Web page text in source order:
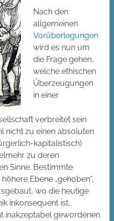
Nach den
allgemeinen
Vorüberlegungen
wird es nun um
die Frage gehen,
welche ethischen
Überzeugungen
in einer
verbreitet sein
nicht zu einen absoluten
kapitalistisch)
zu deren
Sinne. Bestimmte
Ebene „gehoben“,
wo die heutige
inkonsequent ist.
inakzeptabel gewordenen